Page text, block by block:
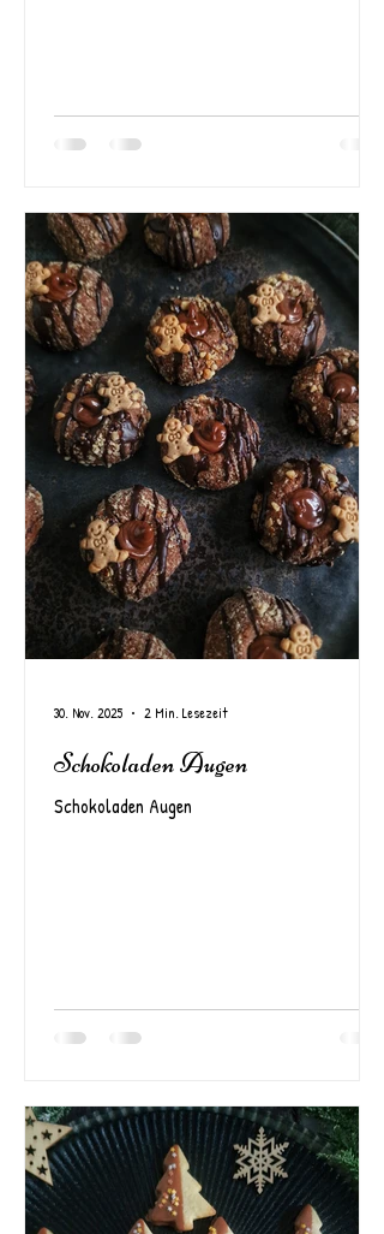
Schokoladen Augen
Schokoladen Augen
30. Nov. 2025 2 Min. Lesezeit